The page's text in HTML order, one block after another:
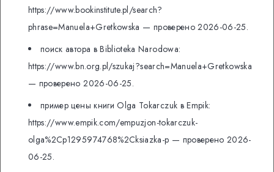
https://www.bookinstitute.pl/search?
phrase=Manuela+Gretkowska — проверено 2026-06-25.
поиск автора в Biblioteka Narodowa:
https://www.bn.org.pl/szukaj?search=Manuela+Gretkowska
— проверено 2026-06-25.
пример цены книги Olga Tokarczuk в Empik:
https://www.empik.com/empuzjon-tokarczuk-
olga%2Cp1295974768%2Cksiazka-p — проверено 2026-
06-25.